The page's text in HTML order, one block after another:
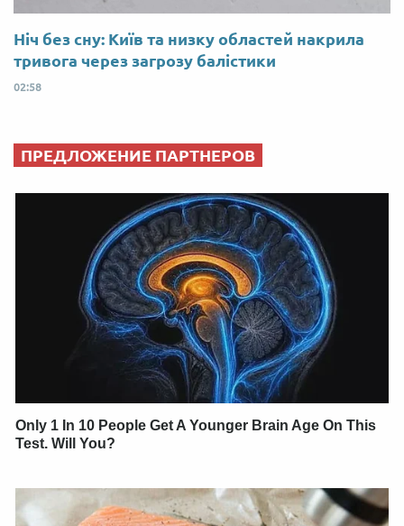
Ніч без сну: Київ та низку областей накрила
тривога через загрозу балістики
02:58
ПРЕДЛОЖЕНИЕ ПАРТНЕРОВ
Only 1 In 10 People Get A Younger Brain Age On This
Test. Will You?